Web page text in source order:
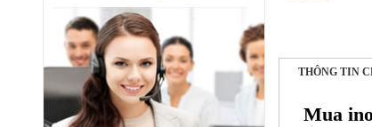
THÔNG TIN
Mua